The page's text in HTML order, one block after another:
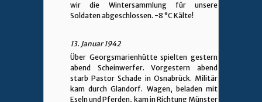
wir die Wintersammlung für unsere
Soldaten abgeschlossen. -8 °C Kälte!
13. Januar 1942
Über Georgsmarienhütte spielten gestern
abend Scheinwerfer. Vorgestern abend
starb Pastor Schade in Osnabrück. Militär
kam durch Glandorf. Wagen, beladen mit
Eseln und Pferden, kam in Richtung Münster